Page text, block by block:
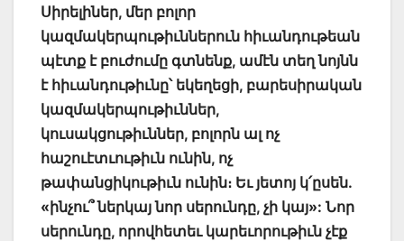
Սիրելիներ, մեր բոլոր
կազմակերպութիւններուն հիւանդութեան
պէտք է բուժումը գտնենք, ամէն տեղ նոյնն
է հիւանդութիւնը՝ եկեղեցի, բարեսիրական
կազմակերպութիւններ,
կուսակցութիւններ, բոլորն ալ ոչ
հաշուէտւութիւն ունին, ոչ
թափանցիկութիւն ունին։ Եւ յետոյ կ՛ըսեն.
«ինչու՞ ներկայ նոր սերունդը, չի կայ»: Նոր
սերունդը, որովհետեւ կարեւորութիւն չէք